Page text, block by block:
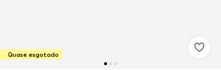
Quase esgotado